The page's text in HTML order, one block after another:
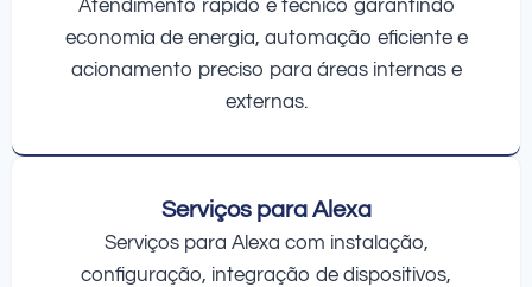
Atendimento rápido e técnico garantindo
economia de energia, automação eficiente e
acionamento preciso para áreas internas e
externas.
Serviços para Alexa
Serviços para Alexa com instalação,
configuração, integração de dispositivos,